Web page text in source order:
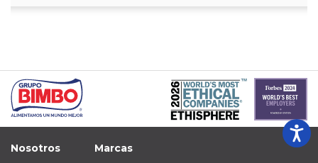
Nosotros Marcas